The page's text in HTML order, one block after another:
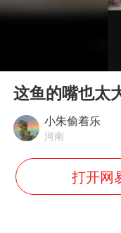
Play
这鱼的嘴也太
小朱偷着乐
河南
打开网